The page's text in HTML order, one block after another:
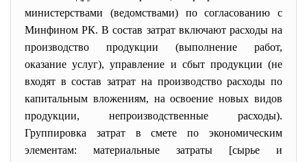
министерствами (ведомствами) по согласованию с
Минфином РК. В состав затрат включают расходына
производство продукции (выполнение работ,
оказание услуг), управление и сбыт продукции (не
входят в состав затрат на производство расходы по
капитальным вложениям, на освоение новых видов
продукции, непроизводственные расходы).
Группировка затрат в смете по экономическим
элементам: материальные затраты [сырье и